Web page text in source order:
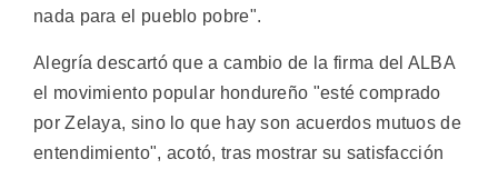
nada para el pueblo pobre".
Alegría descartó que a cambio de la firma del ALBA
el movimiento popular hondureño "esté comprado
por Zelaya, sino lo que hay son acuerdos mutuos de
entendimiento", acotó, tras mostrar su satisfacción